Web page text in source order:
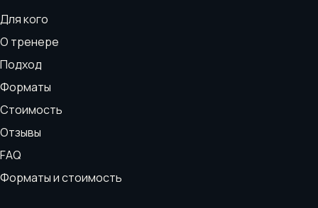
Для кого
О тренере
Подход
Форматы
Стоимость
Отзывы
FAQ
Форматы и стоимость